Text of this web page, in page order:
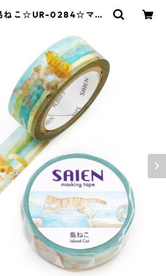
ねこ☆UR-0284☆マス